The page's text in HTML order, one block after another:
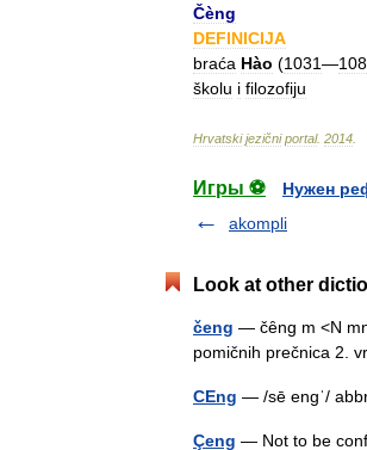
Čèng
DEFINICIJA
braća Hào (1031—
školu i filozofiju
Hrvatski jezični portal. 2014
Игры ⚽
Нужен
akompli
Look at other
čeng — čȇng m <N
pomičnih prečnica 2.
CEng — /sē engˈ/
Çeng — Not to be